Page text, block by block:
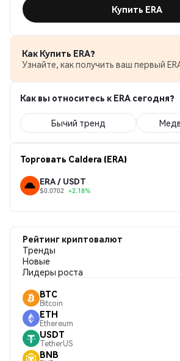
Купить ERA
Как Купить ERA?
Узнайте, как получить ваш первый
Как вы относитесь к ERA сегодня?
Бычий тренд
Торговать Caldera (ERA)
ERA / USDT
$0.0702 +2.18%
Рейтинг криптовалют
Тренды
Новые
Лидеры роста
BTC
Bitcoin
ETH
Ethereum
USDT
TetherUS
BNB